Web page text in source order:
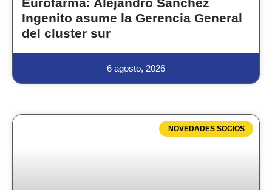
Ingenito asume la Gerencia General
del cluster sur
6 agosto, 2026
NOVEDADES SOCIOS